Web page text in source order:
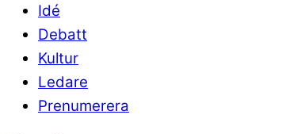
Idé
Debatt
Kultur
Ledare
Prenumerera